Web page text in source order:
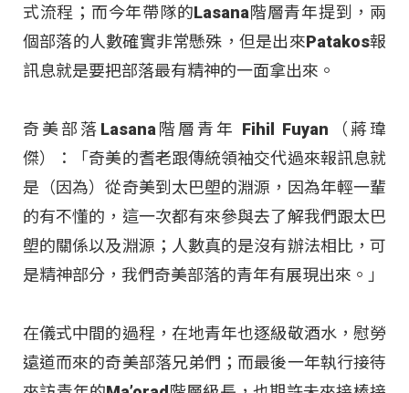
式流程；而今年帶隊的Lasana階層青年提到，兩
個部落的人數確實非常懸殊，但是出來Patakos報
訊息就是要把部落最有精神的一面拿出來。
奇美部落Lasana階層青年 Fihil Fuyan（蔣瑋
傑）：「奇美的耆老跟傳統領袖交代過來報訊息就
是（因為）從奇美到太巴塱的淵源，因為年輕一輩
的有不懂的，這一次都有來參與去了解我們跟太巴
塱的關係以及淵源；人數真的是沒有辦法相比，可
是精神部分，我們奇美部落的青年有展現出來。」
在儀式中間的過程，在地青年也逐級敬酒水，慰勞
遠道而來的奇美部落兄弟們；而最後一年執行接待